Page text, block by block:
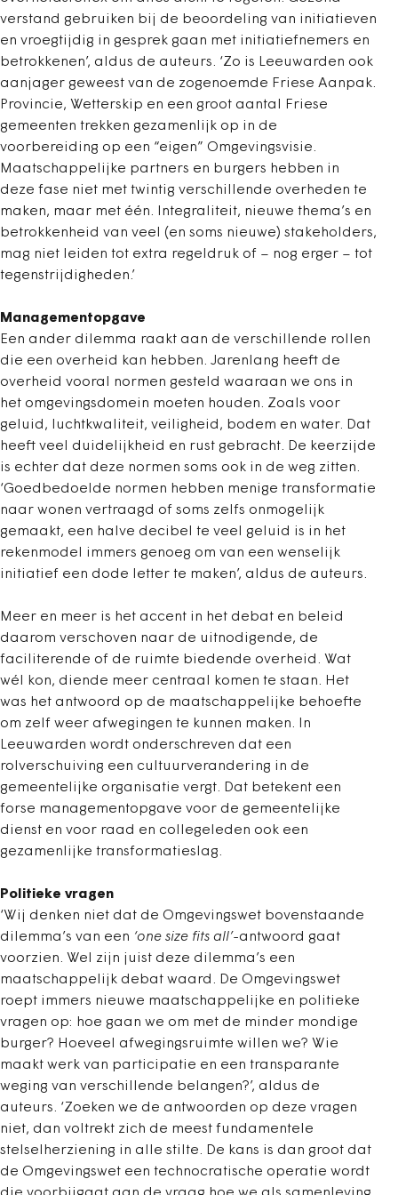
verstand gebruiken bij de beoordeling van initiatieven
en vroegtijdig in gesprek gaan met initiatiefnemers en
betrokkenen’, aldus de auteurs. ‘Zo is Leeuwarden ook
aanjager geweest van de zogenoemde Friese Aanpak.
Provincie, Wetterskip en een groot aantal Friese
gemeenten trekken gezamenlijk op in de
voorbereiding op een “eigen” Omgevingsvisie.
Maatschappelijke partners en burgers hebben in
deze fase niet met twintig verschillende overheden te
maken, maar met één. Integraliteit, nieuwe thema’s en
betrokkenheid van veel (en soms nieuwe) stakeholders,
mag niet leiden tot extra regeldruk of – nog erger – tot
tegenstrijdigheden.’
Managementopgave
Een ander dilemma raakt aan de verschillende rollen
die een overheid kan hebben. Jarenlang heeft de
overheid vooral normen gesteld waaraan we ons in
het omgevingsdomein moeten houden. Zoals voor
geluid, luchtkwaliteit, veiligheid, bodem en water. Dat
heeft veel duidelijkheid en rust gebracht. De keerzijde
is echter dat deze normen soms ook in de weg zitten.
‘Goedbedoelde normen hebben menige transformatie
naar wonen vertraagd of soms zelfs onmogelijk
gemaakt, een halve decibel te veel geluid is in het
rekenmodel immers genoeg om van een wenselijk
initiatief een dode letter te maken’, aldus de auteurs.
Meer en meer is het accent in het debat en beleid
daarom verschoven naar de uitnodigende, de
faciliterende of de ruimte biedende overheid. Wat
wél kon, diende meer centraal komen te staan. Het
was het antwoord op de maatschappelijke behoefte
om zelf weer afwegingen te kunnen maken. In
Leeuwarden wordt onderschreven dat een
rolverschuiving een cultuurverandering in de
gemeentelijke organisatie vergt. Dat betekent een
forse managementopgave voor de gemeentelijke
dienst en voor raad en collegeleden ook een
gezamenlijke transformatieslag.
Politieke vragen
‘Wij denken niet dat de Omgevingswet bovenstaande
dilemma’s van een ‘one size fits all’-antwoord gaat
voorzien. Wel zijn juist deze dilemma’s een
maatschappelijk debat waard. De Omgevingswet
roept immers nieuwe maatschappelijke en politieke
vragen op: hoe gaan we om met de minder mondige
burger? Hoeveel afwegingsruimte willen we? Wie
maakt werk van participatie en een transparante
weging van verschillende belangen?’, aldus de
auteurs. ‘Zoeken we de antwoorden op deze vragen
niet, dan voltrekt zich de meest fundamentele
stelselherziening in alle stilte. De kans is dan groot dat
de Omgevingswet een technocratische operatie wordt